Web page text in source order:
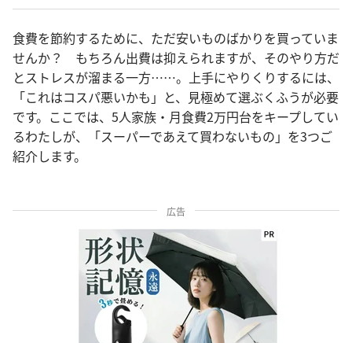
食費を節約するために、ただ安いものばかりを買っていま
せんか？ もちろん出費は抑えられますが、そのやり方だ
とストレスが溜まる一方……。上手にやりくりするには、
「これはコスパ悪いかも」と、見極めて選ぶくふうが必要
です。ここでは、5人家族・月食費2万円台をキープしてい
るわたしが、「スーパーであえて買わないもの」を3つご
紹介します。
広告